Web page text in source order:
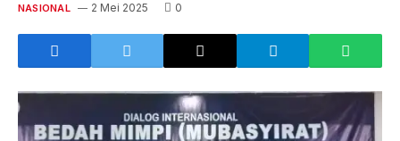
NASIONAL 2 Mei 2025 0